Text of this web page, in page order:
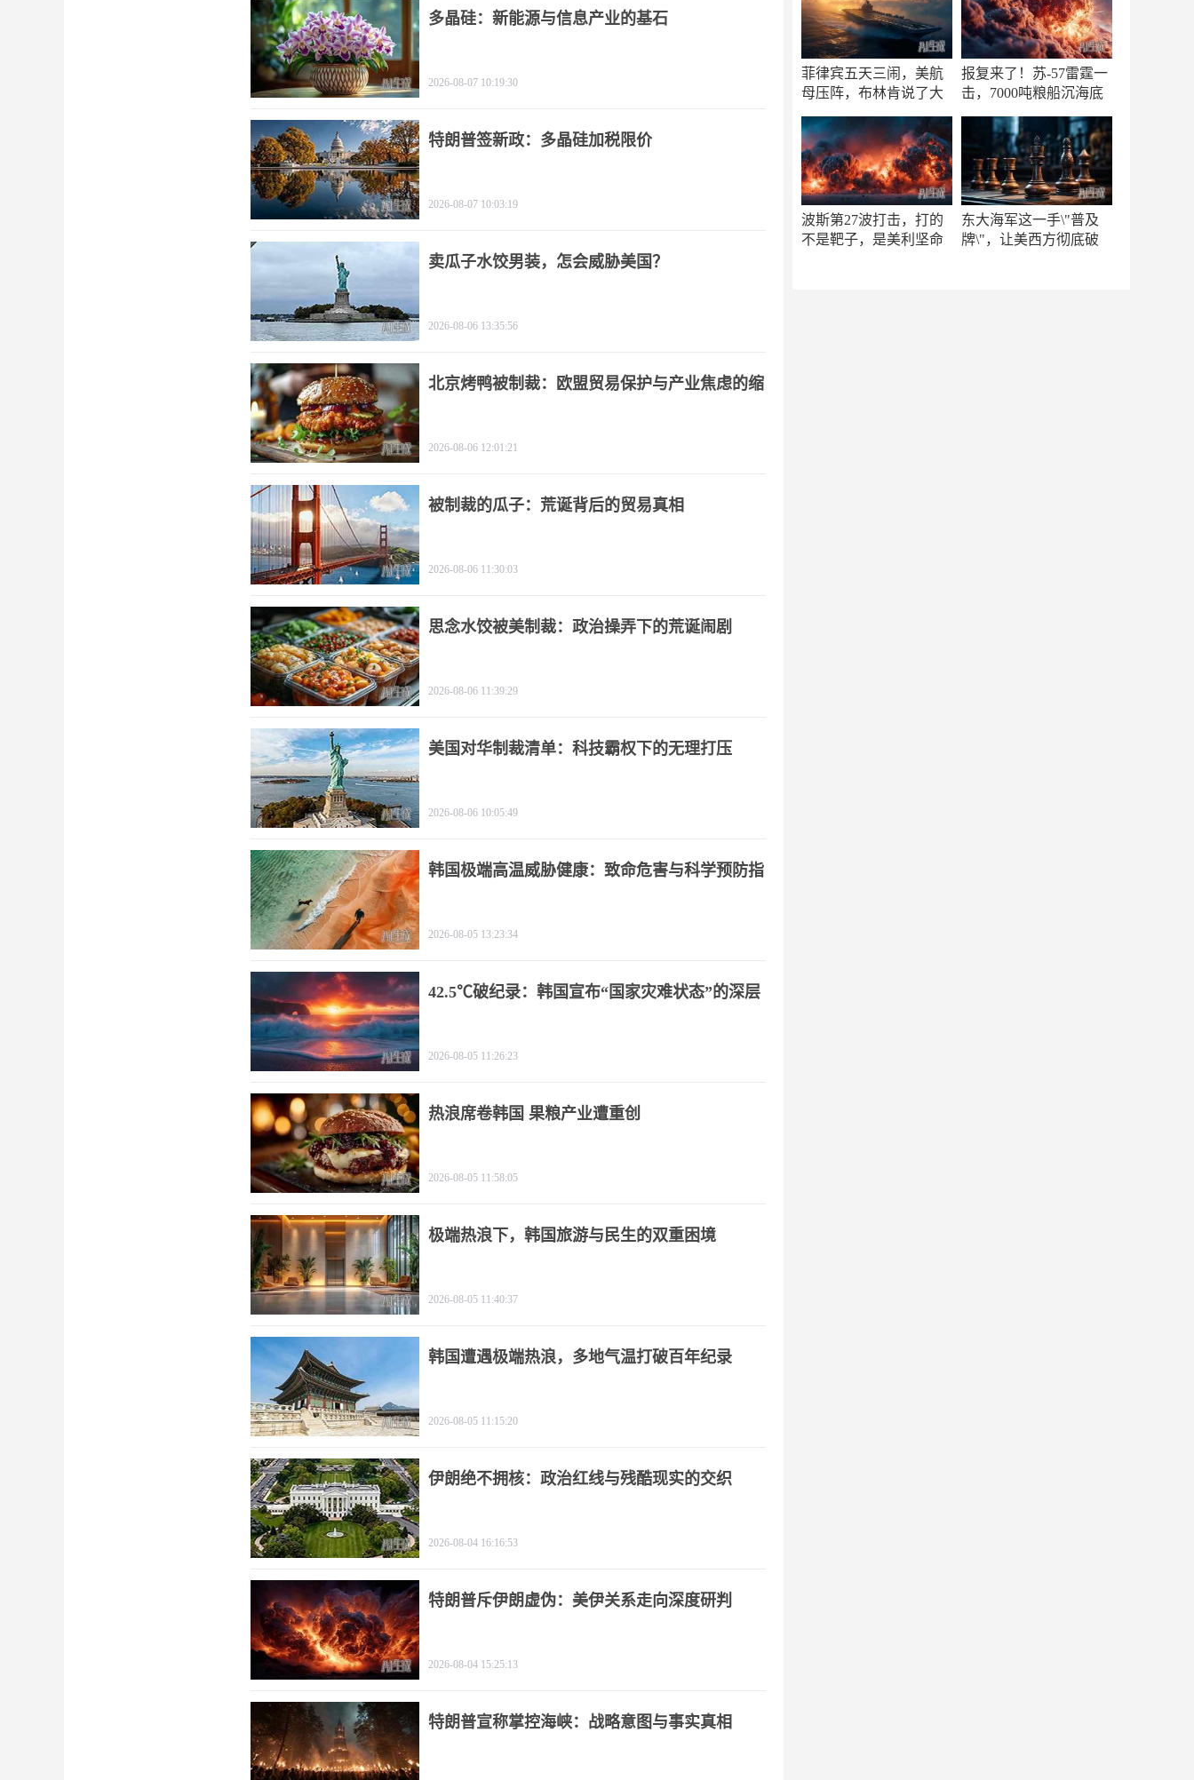
菲律宾五天三闹，美航
母压阵，布林肯说了大
报复来了！苏-57雷霆一
击，7000吨粮船沉海底
波斯第27波打击，打的
不是靶子，是美利坚命
东大海军这一手\"普及
牌\"，让美西方彻底破
多晶硅：新能源与信息产业的基石
2026-08-07 10:19:30
特朗普签新政：多晶硅加税限价
2026-08-07 10:03:19
卖瓜子水饺男装，怎会威胁美国？
2026-08-06 13:35:56
北京烤鸭被制裁：欧盟贸易保护与产业焦虑的缩
2026-08-06 12:01:21
被制裁的瓜子：荒诞背后的贸易真相
2026-08-06 11:30:03
思念水饺被美制裁：政治操弄下的荒诞闹剧
2026-08-06 11:39:29
美国对华制裁清单：科技霸权下的无理打压
2026-08-06 10:05:49
韩国极端高温威胁健康：致命危害与科学预防指
2026-08-05 13:23:34
42.5℃破纪录：韩国宣布“国家灾难状态”的深层
2026-08-05 11:26:23
热浪席卷韩国 果粮产业遭重创
2026-08-05 11:58:05
极端热浪下，韩国旅游与民生的双重困境
2026-08-05 11:40:37
韩国遭遇极端热浪，多地气温打破百年纪录
2026-08-05 11:15:20
伊朗绝不拥核：政治红线与残酷现实的交织
2026-08-04 16:16:53
特朗普斥伊朗虚伪：美伊关系走向深度研判
2026-08-04 15:25:13
特朗普宣称掌控海峡：战略意图与事实真相